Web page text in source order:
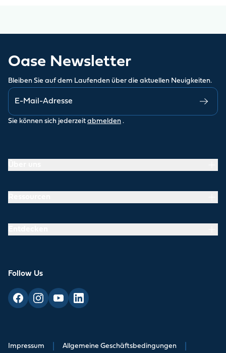
Oase Newsletter
Bleiben Sie auf dem Laufenden über die aktuellen Neuigkeiten.
Sie können sich jederzeit abmelden .
Follow Us
Impressum Allgemeine Geschäftsbedingungen